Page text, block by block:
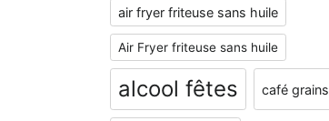
air fryer friteuse sans huile
Air Fryer friteuse sans huile
alcool fêtes café grains